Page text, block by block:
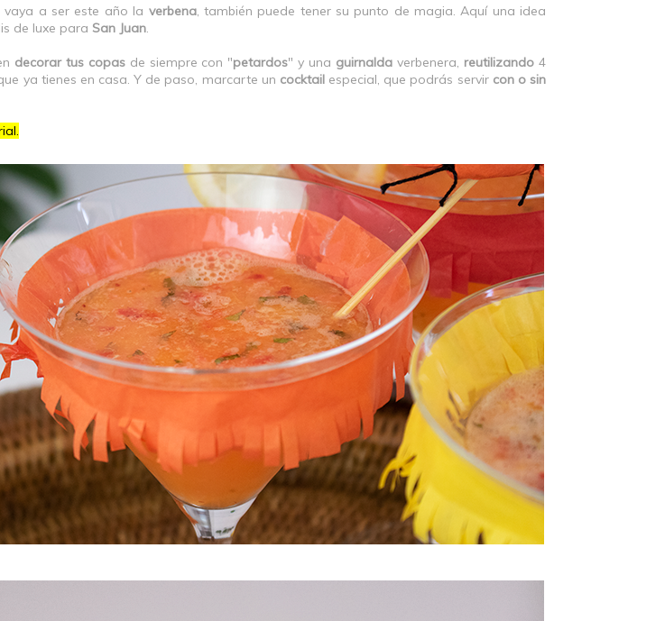
a ser este año la verbena, también puede tener su punto de magia. Aquí una idea
de luxe para San Juan.
decorar tus copasde siempre con "petardos" y una guirnalda verbenera, reutilizando 4
ya tienes en casa. Y de paso, marcarte un cocktailespecial, que podrás servir con o sin